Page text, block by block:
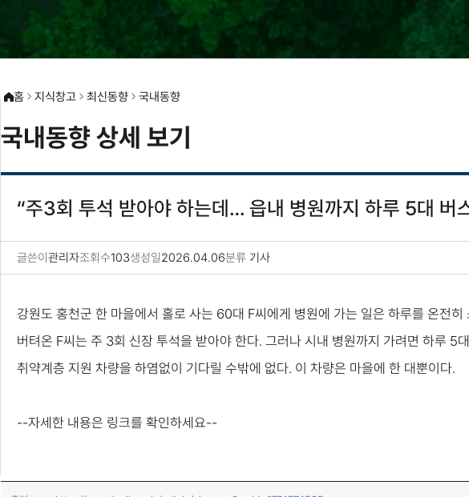
홈 지식창고 최신동향 국내동향
국내동향 상세 보기
“주3회 투석 받아야 하는데… 읍내 병원까지 하루 5대 버
글쓴이관리자조회수103생성일2026.04.06분류 기사
강원도 홍천군 한 마을에서 홀로 사는 60대 F씨에게 병원에 가는 일은 하루를 온전
버텨온 F씨는 주 3회 신장 투석을 받아야 한다. 그러나 시내 병원까지 가려면 하루 5
취약계층 지원 차량을 하염없이 기다릴 수밖에 없다. 이 차량은 마을에 한 대뿐이다.
--자세한 내용은 링크를 확인하세요--